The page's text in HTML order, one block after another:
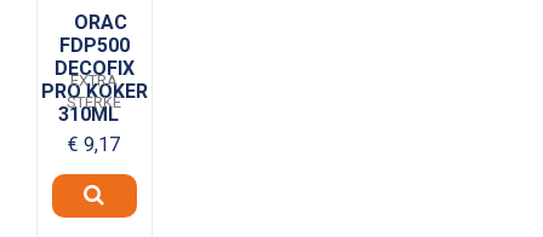
ORAC
FDP500
DECOFIX
PRO KOKER
310ML
EXTRA
STERKE
installatielijm.
Traagdrogende
duurzame...
€ 9,17